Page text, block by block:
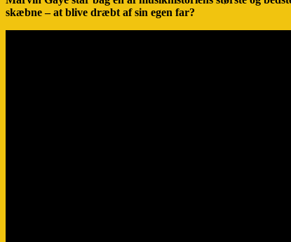
skæbne – at blive dræbt af sin egen far?